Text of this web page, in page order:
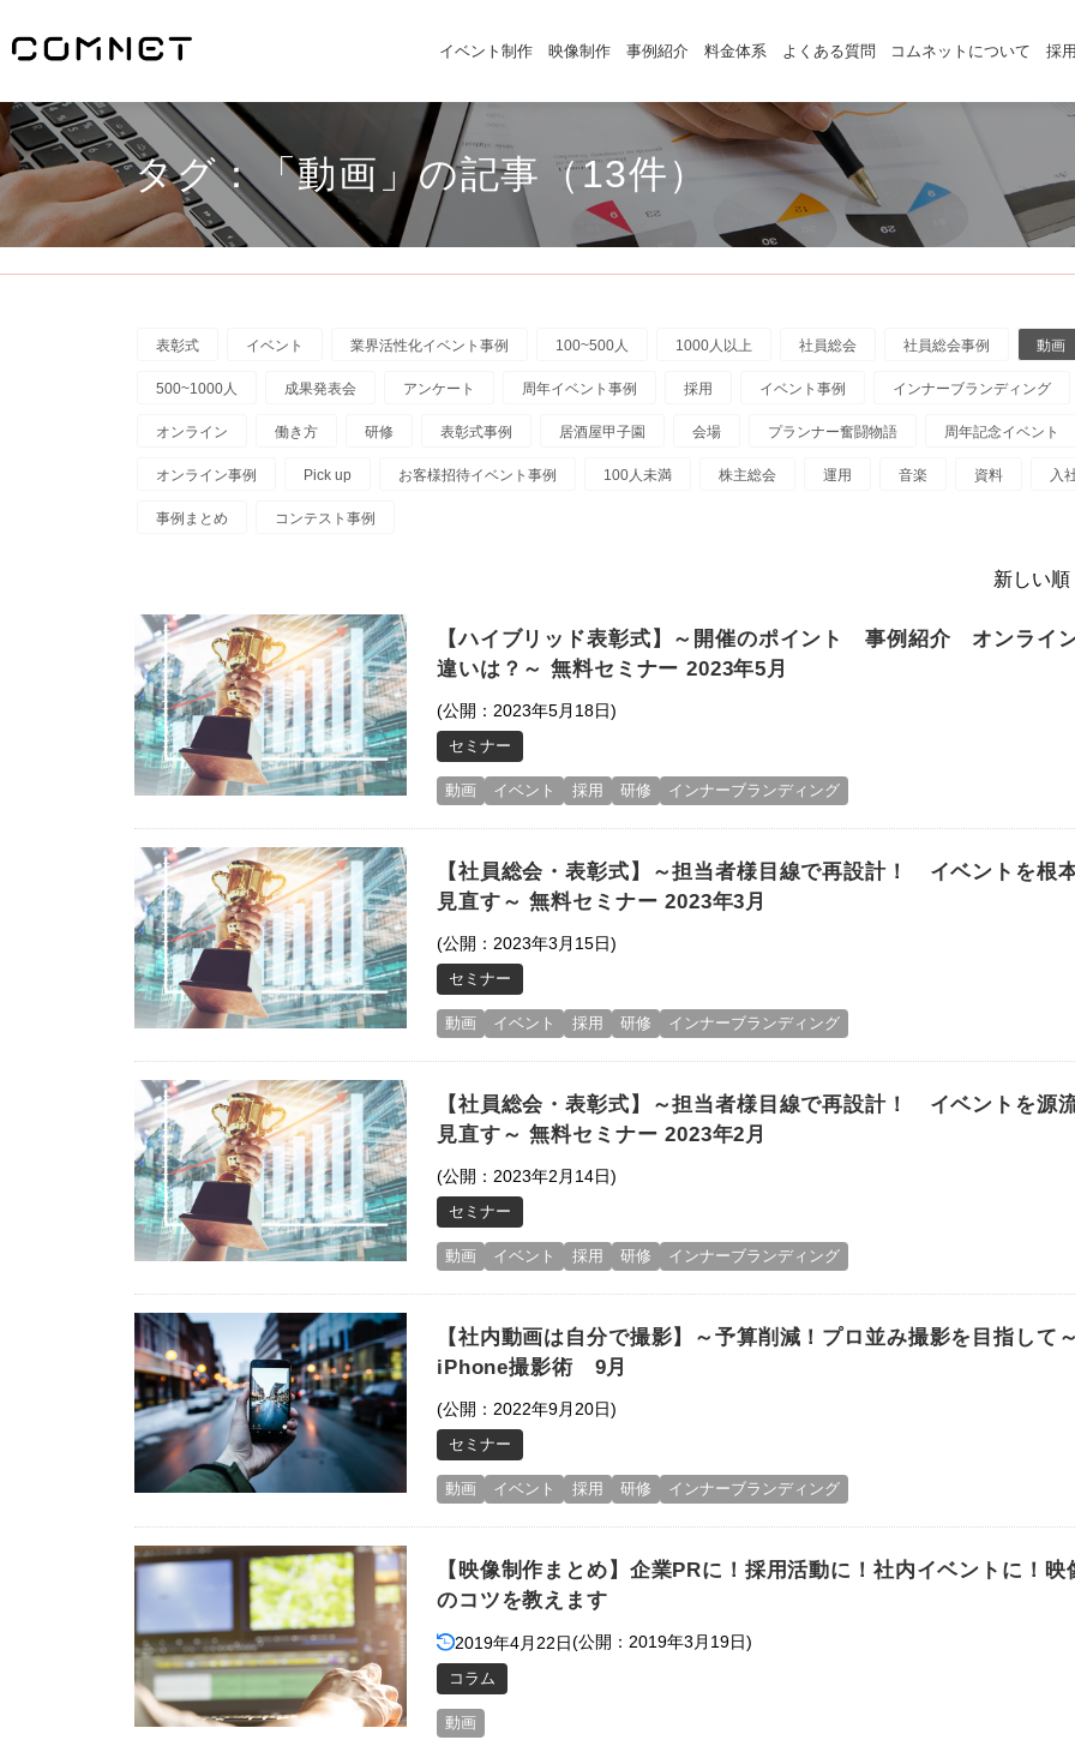
イベント制作 映像制作 事例紹介 料金体系 よくある質問 コムネットについて 採
タグ：「動画」の記事（13件）
表彰式 イベント 業界活性化イベント事例 100~500人 1000人以上 社員総会 社員総会事例 動画
500~1000人 成果発表会 アンケート 周年イベント事例 採用 イベント事例 インナーブランディング
オンライン 働き方 研修 表彰式事例 居酒屋甲子園 会場 プランナー奮闘物語 周年記念イベント
オンライン事例 Pick up お客様招待イベント事例 100人未満 株主総会 運用 音楽 資料 入
事例まとめ コンテスト事例
新しい
【ハイブリッド表彰式】～開催のポイント 事例紹介 オンライ
違いは？～ 無料セミナー 2023年5月
(公開：2023年5月18日)
セミナー
動画 イベント 採用 研修 インナーブランディング
【社員総会・表彰式】～担当者様目線で再設計！ イベントを根
見直す～ 無料セミナー 2023年3月
(公開：2023年3月15日)
セミナー
動画 イベント 採用 研修 インナーブランディング
【社員総会・表彰式】～担当者様目線で再設計！ イベントを源
見直す～ 無料セミナー 2023年2月
(公開：2023年2月14日)
セミナー
動画 イベント 採用 研修 インナーブランディング
【社内動画は自分で撮影】～予算削減！プロ並み撮影を目指して
iPhone撮影術 9月
(公開：2022年9月20日)
セミナー
動画 イベント 採用 研修 インナーブランディング
【映像制作まとめ】企業PRに！採用活動に！社内イベントに！映
のコツを教えます
2019年4月22日(公開：2019年3月19日)
コラム
動画